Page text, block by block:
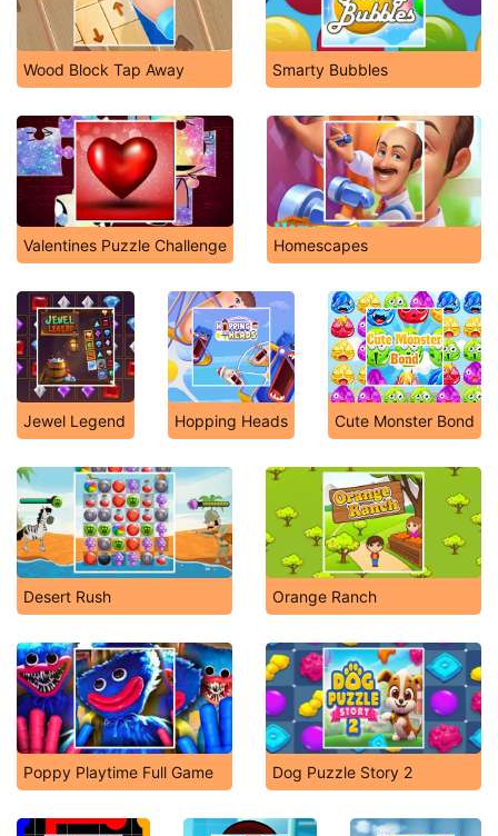
Wood Block Tap Away Smarty Bubbles
Valentines Puzzle Challenge Homescapes
Jewel Legend Hopping Heads Cute Monster Bond
Desert Rush Orange Ranch
Poppy Playtime Full Game Dog Puzzle Story 2